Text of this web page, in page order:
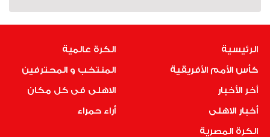
الرئيسية
كأس الأمم الأفريقية
أخر الأخبار
أخبار الاهلى
الكرة المصرية
الكرة عالمية
المنتخب و المحترفين
الاهلى فى كل مكان
أراء حمراء